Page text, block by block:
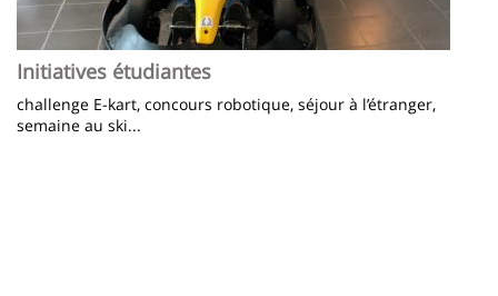
Initiatives étudiantes
challenge E-kart, concours robotique, séjour à l’étranger,
semaine au ski...